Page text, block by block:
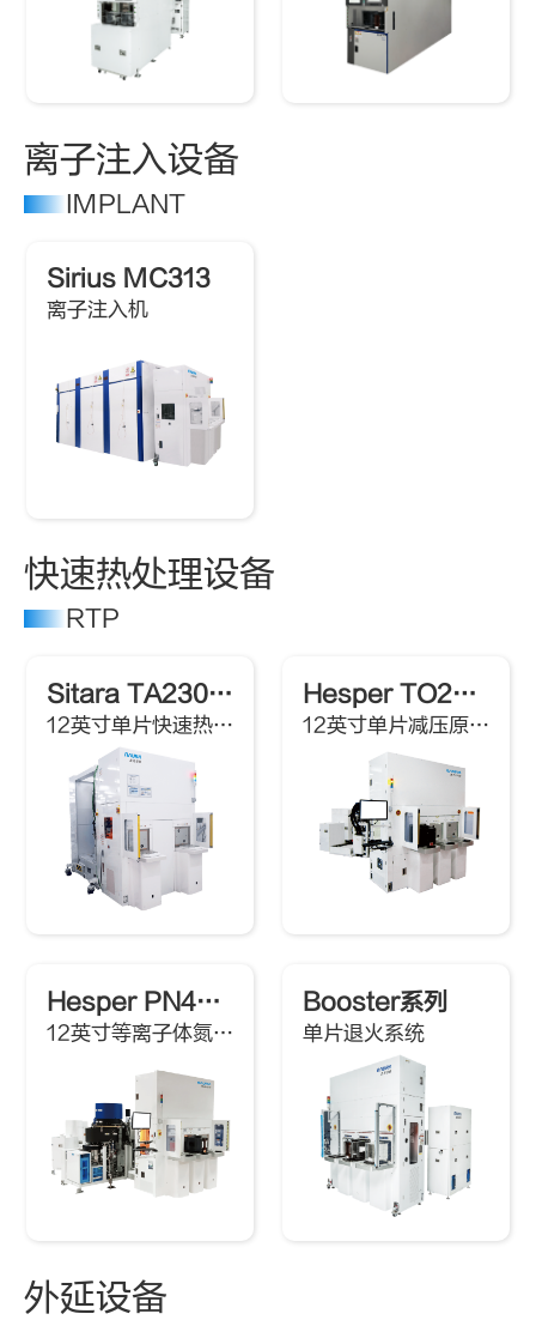
离子注入设备
IMPLANT
Sirius MC313
离子注入机
快速热处理设备
RTP
Sitara TA230A Ⅱ
12英寸单片快速热退火系统
Hesper TO230R Ⅱ
12英寸单片减压原位湿法氧化系统
Hesper PN430R Ⅱ
12英寸等离子体氮化系统
Booster系列
单片退火系统
外延设备